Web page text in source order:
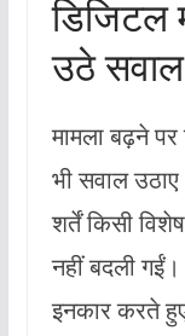
डिजिटल
उठे सवाल
मामला बढ़ने पर
भी सवाल
शर्तें किसी
नहीं बदली
इनकार करते हुए